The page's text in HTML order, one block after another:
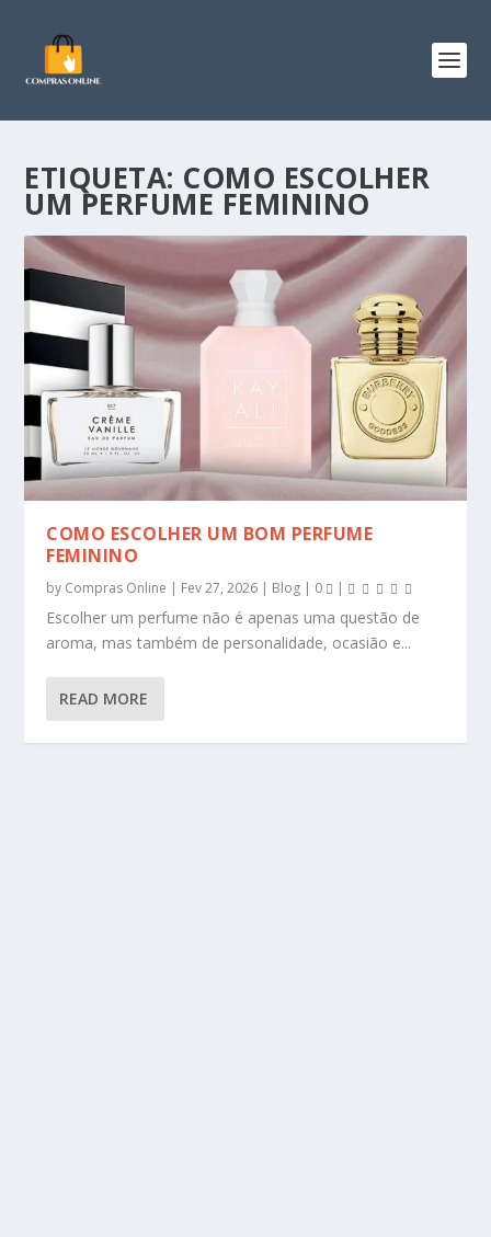
ETIQUETA: COMO ESCOLHER
UM PERFUME FEMININO
COMO ESCOLHER UM BOM PERFUME
FEMININO
by Compras Online | Fev 27, 2026 | Blog | 0 |
Escolher um perfume não é apenas uma questão de
aroma, mas também de personalidade, ocasião e...
READ MORE